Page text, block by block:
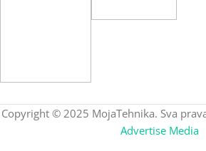
Copyright © 2025 MojaTehnika. Sva
Advertise Media